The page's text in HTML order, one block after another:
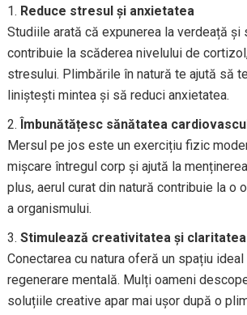
Reduce stresul și anxietatea
Studiile arată că expunerea la verdeață și
contribuie la scăderea nivelului de
stresului. Plimbările în natură te ajută să
liniștești mintea și să reduci anxietatea.
Îmbunătățesc sănătatea
Mersul pe jos este un exercițiu fizic
mișcare întregul corp și ajută la
plus, aerul curat din natură contribuie la o
a organismului.
Stimulează creativitatea și
Conectarea cu natura oferă un spațiu
regenerare mentală. Mulți oameni
soluțiile creative apar mai ușor după o